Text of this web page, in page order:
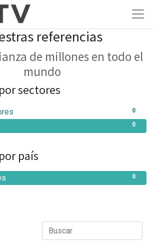
referencias
de millones en todo el
mundo
sectores
0
0
país
0